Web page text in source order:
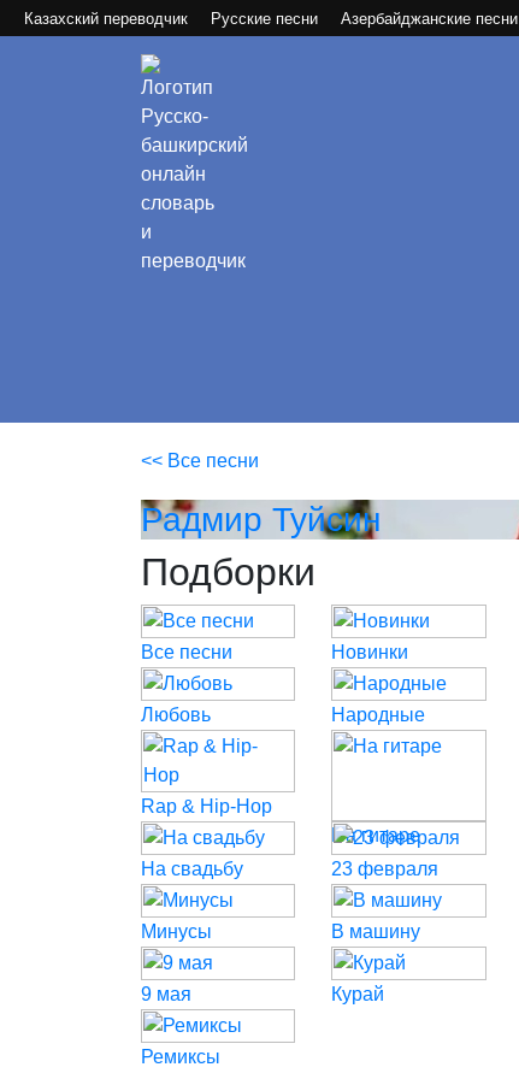
Казахский переводчик Русские песни Азербайджанские песни
<< Все песни
Радмир Туйсин
Подборки
Все песни Новинки
Любовь Народные
Rap & Hip-Hop
На гитаре
На свадьбу
23 февраля
Минусы В машину
9 мая Курай
Ремиксы